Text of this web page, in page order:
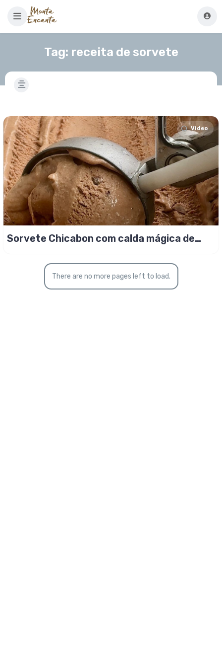
Tag: receita de sorvete
Video
Sorvete Chicabon com calda mágica de
There are no more pages left to load.